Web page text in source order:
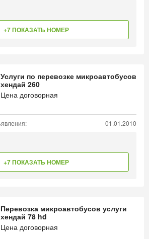
+7 ПОКАЗАТЬ НОМЕР
Услуги по перевозке микроавтобусов
хендай 260
Цена договорная
01.01.2010
+7 ПОКАЗАТЬ НОМЕР
Перевозка микроавтобусов услуги
хендай 78 hd
Цена договорная